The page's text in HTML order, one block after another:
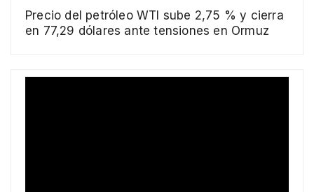
Precio del petróleo WTI sube 2,75 % y cierra
en 77,29 dólares ante tensiones en Ormuz